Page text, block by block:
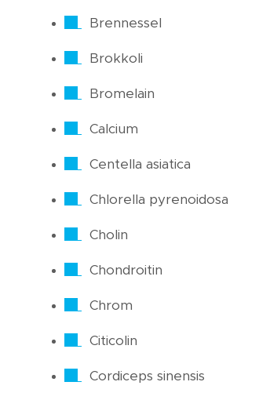
Brennessel
Brokkoli
Bromelain
Calcium
Centella asiatica
Chlorella pyrenoidosa
Cholin
Chondroitin
Chrom
Citicolin
Cordiceps sinensis